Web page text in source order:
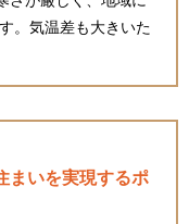
。気温差も大きいた
まいを実現するポ